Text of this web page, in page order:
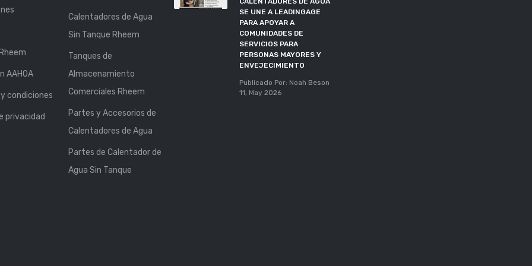
AAHOA
condiciones
privacidad
Calentadores de Agua
Sin Tanque Rheem
Tanques de
Almacenamiento
Comerciales Rheem
Partes y Accesorios de
Calentadores de Agua
Partes de Calentador de
Agua Sin Tanque
SE UNE A LEADINGAGE
PARA APOYAR A
COMUNIDADES DE
SERVICIOS PARA
PERSONAS MAYORES Y
ENVEJECIMIENTO
Publicado Por: Noah Beson
11, May 2026